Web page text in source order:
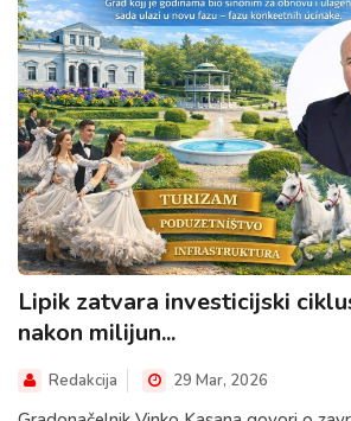
Lipik zatvara investicijski
nakon milijun...
Redakcija 29 Mar, 2026